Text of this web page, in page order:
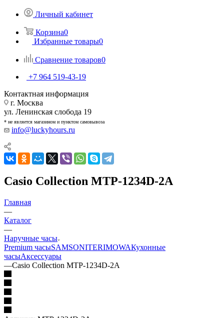
Личный кабинет
Корзина0
Избранные товары0
Сравнение товаров0
+7 964 519-43-19
Контактная информация
г. Москва
ул. Ленинская слобода 19
* не является магазином и пунктом самовывоза
info@luckyhours.ru
Casio Collection MTP-1234D-2A
Главная
—
Каталог
—
Наручные часы
Premium часыSAMSONITERIMOWAКухонные
часыАксессуары
—Casio Collection MTP-1234D-2A